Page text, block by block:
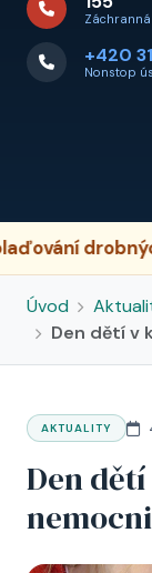
+420
Nonstop
detailů.
Úvod
Den dětí v
AKTUALITY
Den